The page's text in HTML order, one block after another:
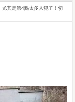
其是第4點太多人犯了！切